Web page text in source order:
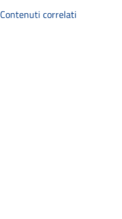
Contenuti correlati